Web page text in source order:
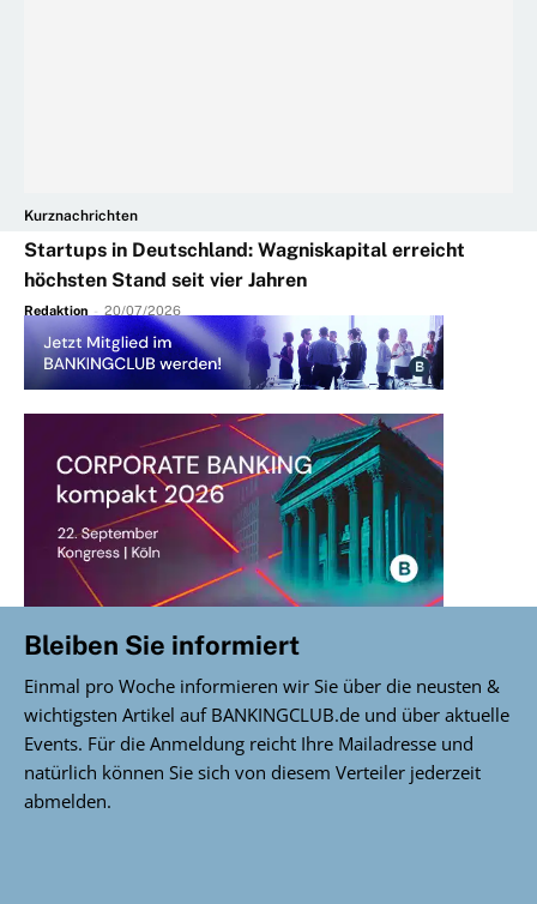
Kurznachrichten
Startups in Deutschland: Wagniskapital erreicht
höchsten Stand seit vier Jahren
Redaktion - 20/07/2026
Bleiben Sie informiert
Einmal pro Woche informieren wir Sie über die neusten &
wichtigsten Artikel auf BANKINGCLUB.de und über aktuelle
Events. Für die Anmeldung reicht Ihre Mailadresse und
natürlich können Sie sich von diesem Verteiler jederzeit
abmelden.